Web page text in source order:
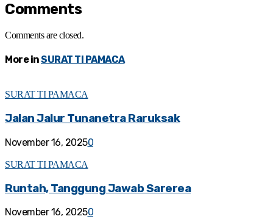
Comments
Comments are closed.
More inSURAT TI PAMACA
SURAT TI PAMACA
Jalan Jalur Tunanetra Raruksak
November 16, 20250
SURAT TI PAMACA
Runtah, Tanggung Jawab Sarerea
November 16, 20250